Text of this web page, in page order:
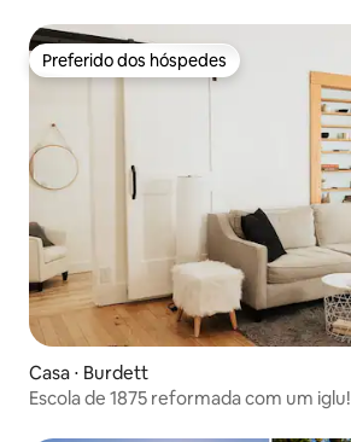
Preferido dos hóspedes
Preferido dos hóspedes
Casa ⋅ Burdett
Escola de 1875 reformada com um iglu!